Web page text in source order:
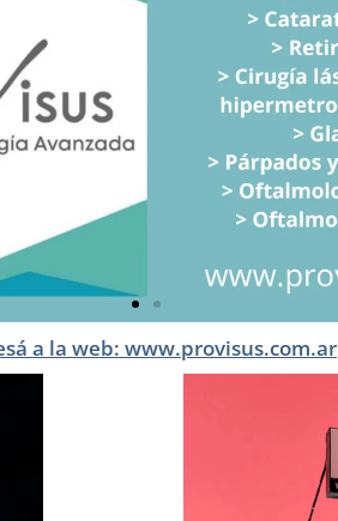
a la web: www.provisus.com.ar